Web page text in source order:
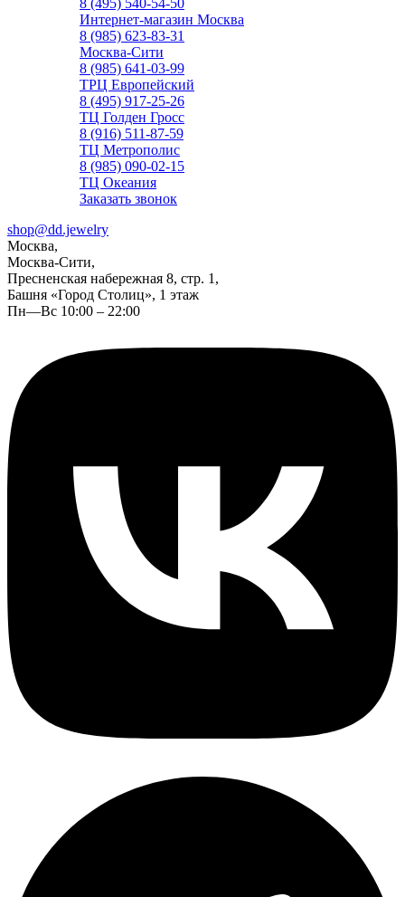
8 (495) 540-54-50
Интернет-магазин Москва
8 (985) 623-83-31
Москва-Сити
8 (985) 641-03-99
ТРЦ Европейский
8 (495) 917-25-26
ТЦ Голден Гросс
8 (916) 511-87-59
ТЦ Метрополис
8 (985) 090-02-15
ТЦ Океания
Заказать звонок
shop@dd.jewelry
Москва,
Москва-Сити,
Пресненская набережная 8, стр. 1,
Башня «Город Столиц», 1 этаж
Пн—Вс 10:00 – 22:00